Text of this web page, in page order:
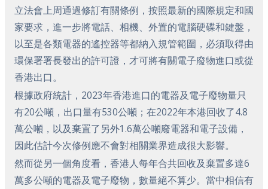
立法會上周通過修訂有關條例，按照最新的國際規定和國
家要求，進一步將電話、相機、外置的電腦硬碟和鍵盤，
以至是各類電器的遙控器等都納入規管範圍，必須取得由
環保署署長發出的許可證，才可將有關電子廢物進口或從
香港出口。
根據政府統計，2023年香港進口的電器及電子廢物量只
有20公噸，出口量有530公噸；在2022年本港回收了4.8
萬公噸，以及棄置了另外1.6萬公噸廢電器和電子設備，
因此估計今次修例應不會對相關業界造成很大影響。
然而從另一個角度看，香港人每年合共回收及棄置多達6
萬多公噸的電器及電子廢物，數量絕不算少。當中相信有